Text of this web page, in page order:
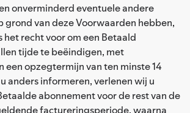
onverminderd eventuele andere
grond van deze Voorwaarden hebben,
het recht voor om een Betaald
tijde te beëindigen, met
een opzegtermijn van ten minste 14
anders informeren, verlenen wij u
abonnement voor de rest van de
factureringsperiode, waarna